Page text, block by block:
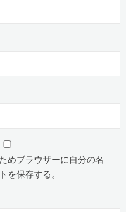
めブラウザーに自分の名
を保存する。